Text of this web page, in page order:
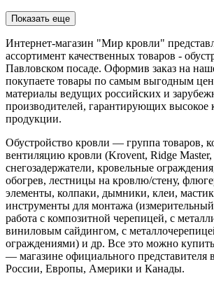
Показать еще
Интернет-магазин "Мир кровли"
ассортимент качественных товаров -
Павловском посаде. Оформив заказ на
покупаете товары по самым выгодным
материалы ведущих российских и
производителей, гарантирующих высокое
продукции.
Обустройство кровли — группа товаров,
вентиляцию кровли (Krovent, Ridge
снегозадержатели, кровельные
обогрев, лестницы на кровлю/стену,
элементы, колпаки, дымники, клеи,
инструменты для монтажа
работа с композитной черепицей, с
виниловым сайдингом, с
ограждениями) и др. Все это можно
— магазине официального представителя
России, Европы, Америки и Канады.